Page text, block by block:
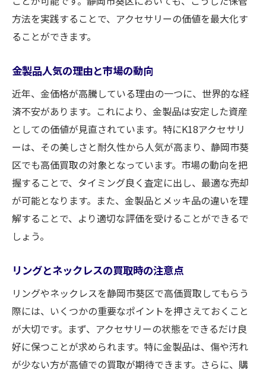
方法を実践することで、アクセサリーの価値を最大化す
ることができます。
金製品人気の理由と市場の動向
近年、金価格が高騰している理由の一つに、世界的な経
済不安があります。これにより、金製品は安定した資産
としての価値が見直されています。特にK18アクセサリ
ーは、その美しさと耐久性から人気が高まり、静岡市葵
区でも高価買取の対象となっています。市場の動向を把
握することで、タイミング良く査定に出し、最適な売却
が可能となります。また、金製品とメッキ品の違いを理
解することで、より適切な評価を受けることができるで
しょう。
リングとネックレスの買取時の注意点
リングやネックレスを静岡市葵区で高価買取してもらう
際には、いくつかの重要なポイントを押さえておくこと
が大切です。まず、アクセサリーの状態をできるだけ良
好に保つことが求められます。特に金製品は、傷や汚れ
が少ない方が高値での買取が期待できます。さらに、購